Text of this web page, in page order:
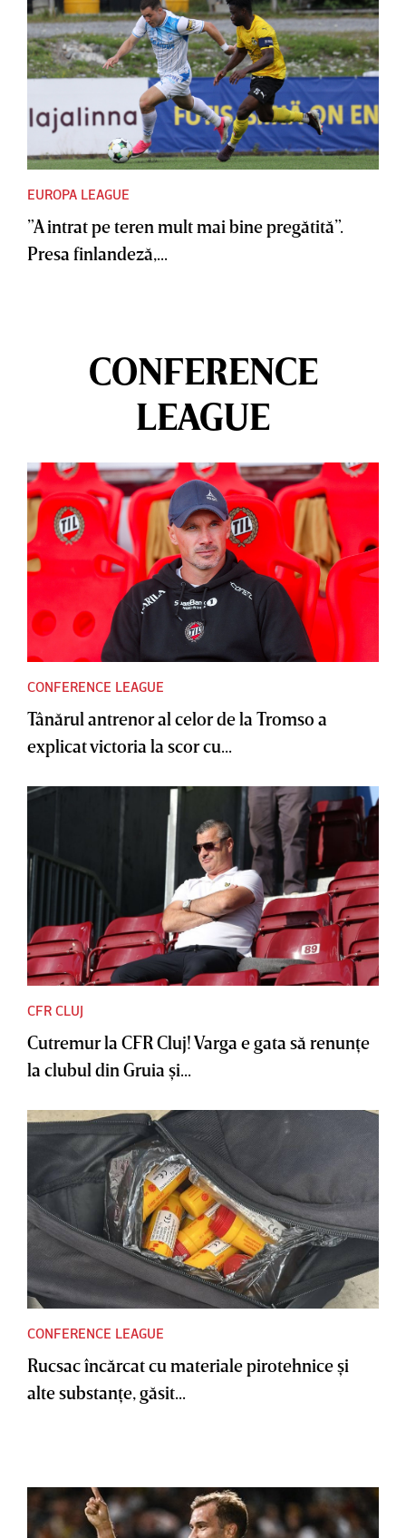
EUROPA LEAGUE
”A intrat pe teren mult mai bine pregătită”.
Presa finlandeză,...
CONFERENCE
LEAGUE
CONFERENCE LEAGUE
Tânărul antrenor al celor de la Tromso a
explicat victoria la scor cu...
CFR CLUJ
Cutremur la CFR Cluj! Varga e gata să renunţe
la clubul din Gruia şi...
CONFERENCE LEAGUE
Rucsac încărcat cu materiale pirotehnice şi
alte substanţe, găsit...